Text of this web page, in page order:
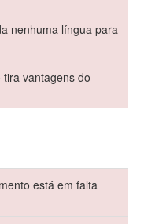
nenhuma língua para
vantagens do
está em falta